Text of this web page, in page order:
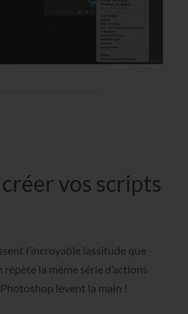
vos scripts
l’incroyable lassitude que
répète la même série d’actions
lèvent la main !